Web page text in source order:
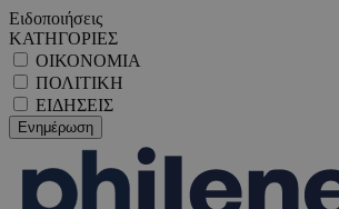
Ειδοποιήσεις
ΚΑΤΗΓΟΡΙΕΣ
ΟΙΚΟΝΟΜΙΑ
ΠΟΛΙΤΙΚΗ
ΕΙΔΗΣΕΙΣ